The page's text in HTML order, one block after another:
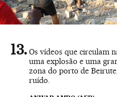
Os vídeos que circulam
uma explosão e uma
zona do porto de
ruído.